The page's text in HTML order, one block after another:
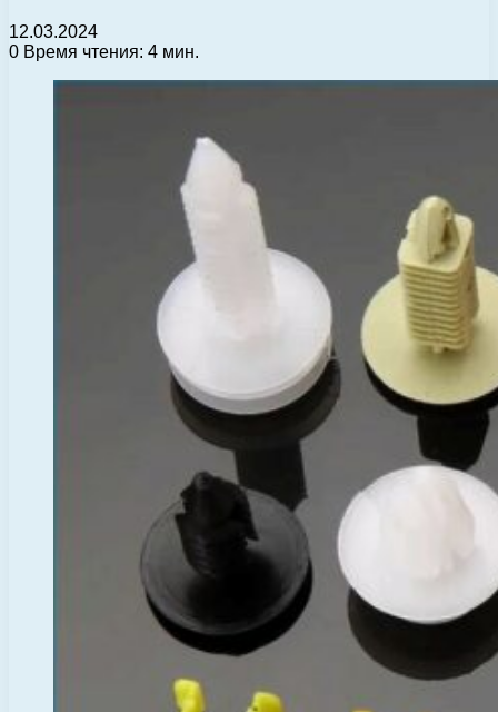
12.03.2024
0 Время чтения: 4 мин.